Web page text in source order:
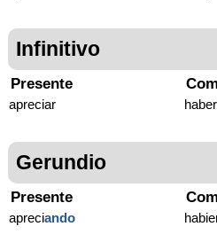
Infinitivo
Presente
apreciar
Gerundio
Presente
apreciando